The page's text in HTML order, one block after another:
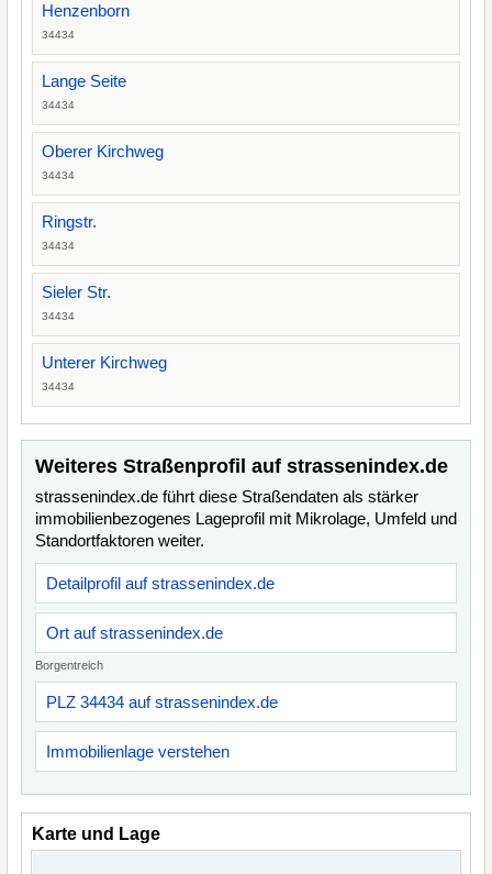
Henzenborn
34434
Lange Seite
34434
Oberer Kirchweg
34434
Ringstr.
34434
Sieler Str.
34434
Unterer Kirchweg
34434
Weiteres Straßenprofil auf strassenindex.de
strassenindex.de führt diese Straßendaten als stärker
immobilienbezogenes Lageprofil mit Mikrolage, Umfeld und
Standortfaktoren weiter.
Detailprofil auf strassenindex.de
Ort auf strassenindex.de
Borgentreich
PLZ 34434 auf strassenindex.de
Immobilienlage verstehen
Karte und Lage